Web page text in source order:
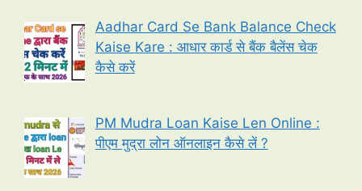
Aadhar Card Se Bank Balance Check
Kaise Kare : आधार कार्ड से बैंक बैलेंस चेक
कैसे करें
PM Mudra Loan Kaise Len Online :
पीएम मुद्रा लोन ऑनलाइन कैसे लें ?